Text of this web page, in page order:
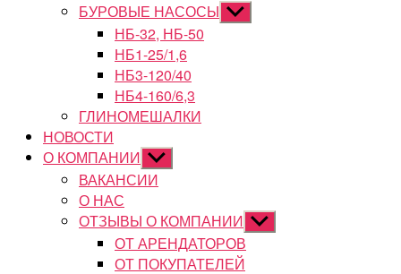
БУРОВЫЕ НАСОСЫ Показывать
подменю
НБ-32, НБ-50
НБ1-25/1,6
НБ3-120/40
НБ4-160/6,3
ГЛИНОМЕШАЛКИ
НОВОСТИ
О КОМПАНИИ Показывать
подменю
ВАКАНСИИ
О НАС
ОТЗЫВЫ О КОМПАНИИ Показывать
подменю
ОТ АРЕНДАТОРОВ
ОТ ПОКУПАТЕЛЕЙ